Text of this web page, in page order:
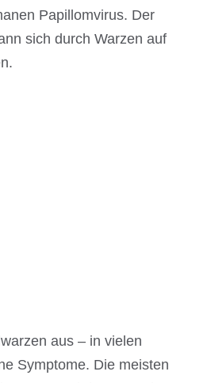
Papillomvirus. Der
sich durch Warzen auf
aus – in vielen
Symptome. Die meisten